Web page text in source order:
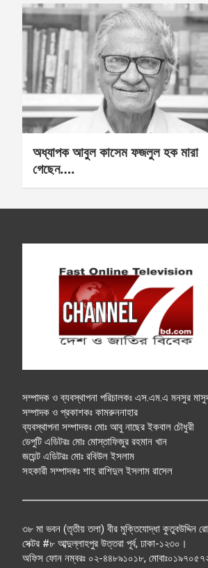
অধ্যাপক আবুল কাসেম ফজলুল হক মারা
গেছেন….
সম্পাদক ও ব্যবস্থাপনা পরিচালকঃ এস.এম.এ মনসুর
সম্পাদক ও প্রকাশকঃ কামরুননাহার
ব্যবস্থাপনা সম্পাদকঃ মোঃ আবু নাছের ইকবাল চৌধুরী
ডেপুটি এডিটরঃ মোঃ মোস্তাফিজুর রহমান খান
জয়েন্ট এডিটরঃ মোঃ রবিউল ইসলাম
সহকারী সম্পাদকঃ শাহ রাশিদুল ইসলাম রাসেল
৩৮ মা ভবন (তৃতীয় তলা) বীর মুক্তিযোদ্ধা কুতুবউদ্দিন
সেক্টর #৮ আব্দুল্লাহপুর উত্তরা পূর্ব, ঢাকা-১২৩০।
অফিস ফোন নম্বরঃ ০২-৪৪৮৯১০১৮,